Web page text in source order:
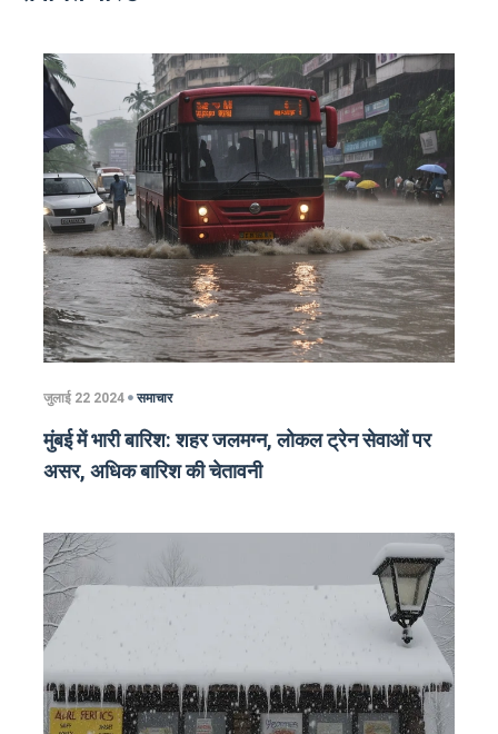
जुलाई 22 2024 समाचार
मुंबई में भारी बारिश: शहर जलमग्न, लोकल ट्रेन सेवाओं पर
असर, अधिक बारिश की चेतावनी